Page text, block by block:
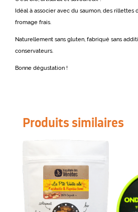
Idéal à associer avec du saumon, des rillettes
fromage frais.
Naturellement sans gluten, fabriqué sans
conservateurs.
Bonne dégustation !
Produits similaires